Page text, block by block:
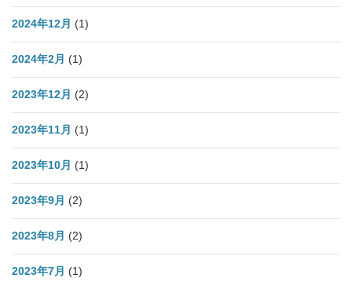
2024年12月 (1)
2024年2月 (1)
2023年12月 (2)
2023年11月 (1)
2023年10月 (1)
2023年9月 (2)
2023年8月 (2)
2023年7月 (1)